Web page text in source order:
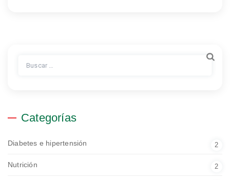
Categorías
Diabetes e hipertensión 2
Nutrición 2